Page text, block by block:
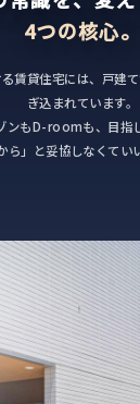
4つの核心。
賃貸住宅には、戸建
ぎ込まれています。
ンもD-roomも、目指
ら」と妥協しなくてい